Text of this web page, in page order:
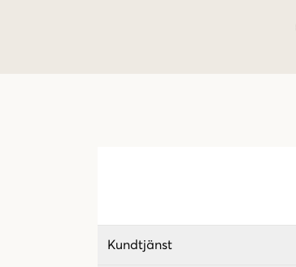
Kundtjänst